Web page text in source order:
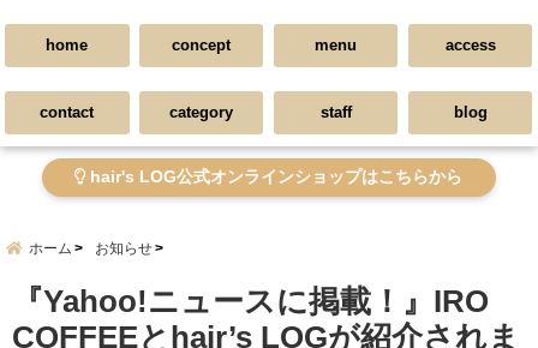
home concept menu access
contact category staff blog
hair's LOG公式オンラインショップはこちらから
ホーム お知らせ
『Yahoo!ニュースに掲載！』IRO
COFFEEとhair’s LOGが紹介されま